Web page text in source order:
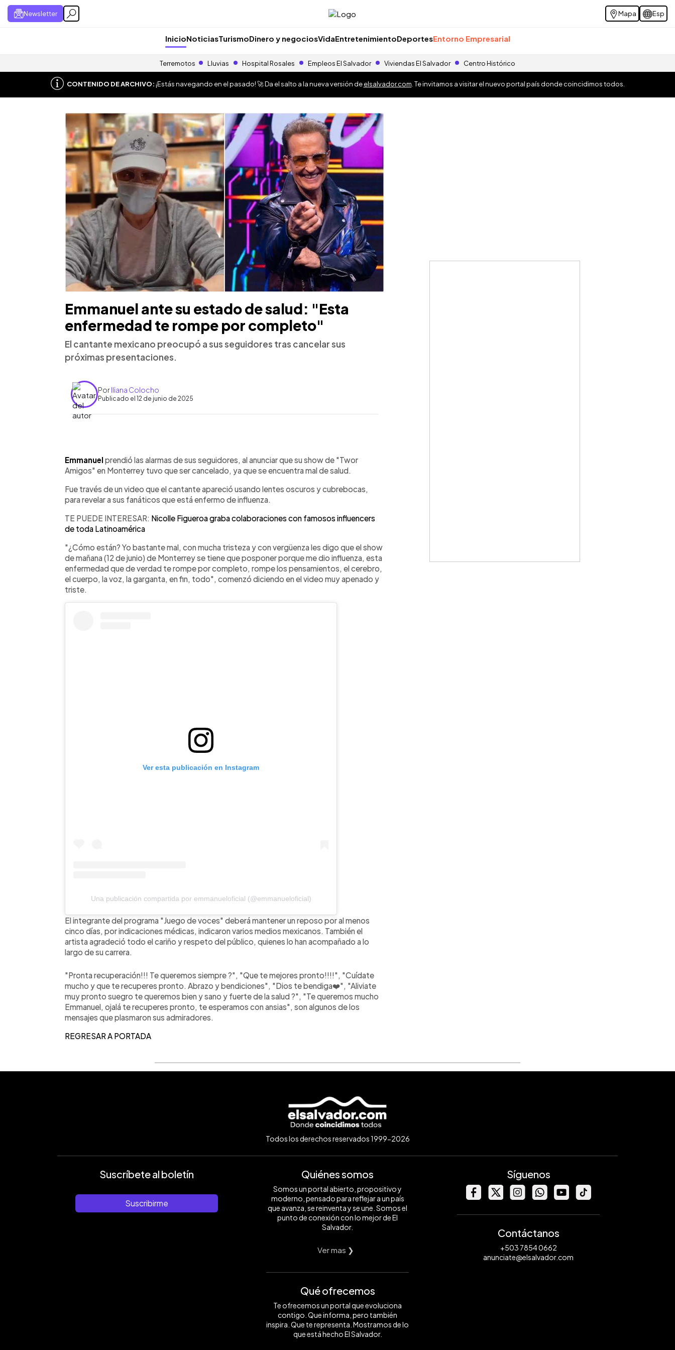
Newsletter Mapa Esp
InicioNoticiasTurismoDinero y negociosVidaEntretenimientoDeportesEntorno Empresarial
Terremotos Lluvias Hospital Rosales Empleos El Salvador Viviendas El Salvador Centro Histórico
CONTENIDO DE ARCHIVO:¡Estás navegando en el pasado! 🚀 Da el salto a la nueva versión deelsalvador.com . Te invitamos a visitar el nuevo portal país donde coincidimos todos.
Emmanuel ante su estado de salud: "Esta
enfermedad te rompe por completo"
El cantante mexicano preocupó a sus seguidores tras cancelar sus
próximas presentaciones.
PorIliana Colocho
Publicado el 12 de junio de 2025
► Escuchar artículo
Emmanuel prendió las alarmas de sus seguidores, al anunciar que su show de "Twor
Amigos" en Monterrey tuvo que ser cancelado, ya que se encuentra mal de salud.
Fue través de un video que el cantante apareció usando lentes oscuros y cubrebocas,
para revelar a sus fanáticos que está enfermo de influenza.
TE PUEDE INTERESAR: Nicolle Figueroa graba colaboraciones con famosos influencers
de toda Latinoamérica
"¿Cómo están? Yo bastante mal, con mucha tristeza y con vergüenza les digo que el show
de mañana (12 de junio) de Monterrey se tiene que posponer porque me dio influenza, esta
enfermedad que de verdad te rompe por completo, rompe los pensamientos, el cerebro,
el cuerpo, la voz, la garganta, en fin, todo", comenzó diciendo en el video muy apenado y
triste.
Ver esta publicación en Instagram
Una publicación compartida por emmanueloficial (@emmanueloficial)
El integrante del programa "Juego de voces" deberá mantener un reposo por al menos
cinco días, por indicaciones médicas, indicaron varios medios mexicanos. También el
artista agradeció todo el cariño y respeto del público, quienes lo han acompañado a lo
largo de su carrera.
"Pronta recuperación!!! Te queremos siempre ?", "Que te mejores pronto!!!!", "Cuídate
mucho y que te recuperes pronto. Abrazo y bendiciones", "Dios te bendiga❤️", "Aliviate
muy pronto suegro te queremos bien y sano y fuerte de la salud ?", "Te queremos mucho
Emmanuel, ojalá te recuperes pronto, te esperamos con ansias", son algunos de los
mensajes que plasmaron sus admiradores.
REGRESAR A PORTADA
Todos los derechos reservados 1999-2026
Suscríbete al boletín
Suscribirme
Quiénes somos
Somos un portal abierto, propositivo y
moderno, pensado para reflejar a un país
que avanza, se reinventa y se une. Somos el
punto de conexión con lo mejor de El
Salvador.
Ver mas ❯
Qué ofrecemos
Te ofrecemos un portal que evoluciona
contigo. Que informa, pero también
inspira. Que te representa. Mostramos de lo
que está hecho El Salvador.
Síguenos
Contáctanos
+503 7854 0662
anunciate@elsalvador.com